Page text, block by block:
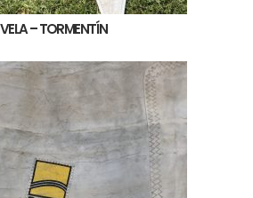
VELA – TORMENTÍN